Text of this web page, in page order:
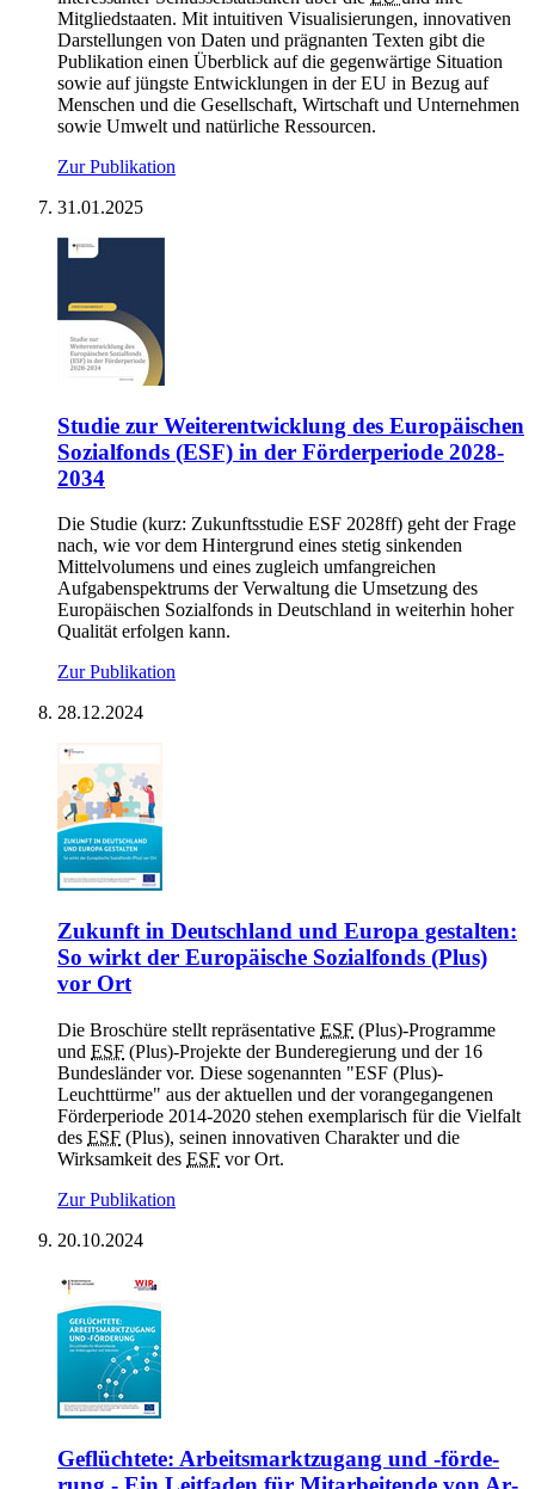
Mitgliedstaaten. Mit intuitiven Visualisierungen, innovativen
Darstellungen von Daten und prägnanten Texten gibt die
Publikation einen Überblick auf die gegenwärtige Situation
sowie auf jüngste Entwicklungen in der EU in Bezug auf
Menschen und die Gesellschaft, Wirtschaft und Unternehmen
sowie Umwelt und natürliche Ressourcen.
Zur Publikation
31.01.2025
Stu­die zur Wei­ter­ent­wick­lung des Eu­ro­päi­schen
So­zi­al­fonds (ESF) in der För­der­pe­ri­ode 2028-
2034
Die Studie (kurz: Zukunftsstudie ESF 2028ff) geht der Frage
nach, wie vor dem Hintergrund eines stetig sinkenden
Mittelvolumens und eines zugleich umfangreichen
Aufgabenspektrums der Verwaltung die Umsetzung des
Europäischen Sozialfonds in Deutschland in weiterhin hoher
Qualität erfolgen kann.
Zur Publikation
28.12.2024
Zu­kunft in Deutsch­land und Eu­ro­pa ge­stal­ten:
So wirkt der Eu­ro­päi­sche So­zi­al­fonds (Plus)
vor Ort
Die Broschüre stellt repräsentative ESF (Plus)-Programme
und ESF (Plus)-Projekte der Bunderegierung und der 16
Bundesländer vor. Diese sogenannten "ESF (Plus)-
Leuchttürme" aus der aktuellen und der vorangegangenen
Förderperiode 2014-2020 stehen exemplarisch für die Vielfalt
des ESF (Plus), seinen innovativen Charakter und die
Wirksamkeit des ESF vor Ort.
Zur Publikation
20.10.2024
Ge­flüch­te­te: Ar­beits­markt­zu­gang und -för­de­